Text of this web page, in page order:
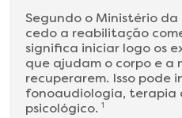
Segundo o Ministério
cedo a reabilitação
significa iniciar logo os
que ajudam o corpo e a
recuperarem. Isso pode
fonoaudiologia, terapia
psicológico. 1